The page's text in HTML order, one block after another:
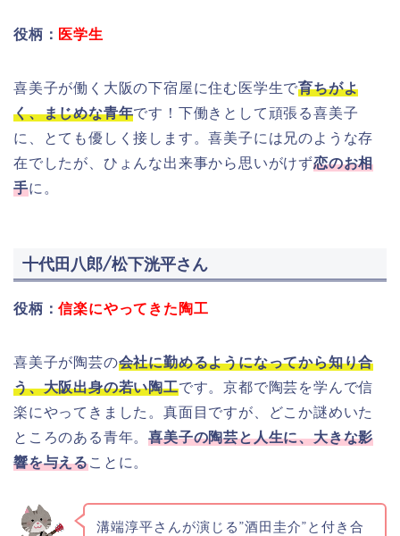
役柄： 医学生
喜美子が働く大阪の下宿屋に住む医学生で育ちがよ
く、まじめな青年です！下働きとして頑張る喜美子
に、とても優しく接します。喜美子には兄のような存
在でしたが、ひょんな出来事から思いがけず恋のお相
手に。
十代田八郎/松下洸平さん
役柄：信楽にやってきた陶工
喜美子が陶芸の会社に勤めるようになってから知り合
う、大阪出身の若い陶工です。京都で陶芸を学んで信
楽にやってきました。真面目ですが、どこか謎めいた
ところのある青年。喜美子の陶芸と人生に、大きな影
響を与えることに。
溝端淳平さんが演じる”酒田圭介”と付き合